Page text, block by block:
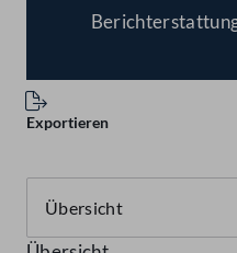
Exportieren